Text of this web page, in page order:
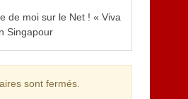
de moi sur le Net ! « Viva
Singapour
sont fermés.